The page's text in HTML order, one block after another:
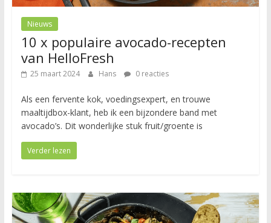
Nieuws
10 x populaire avocado-recepten
van HelloFresh
25 maart 2024 Hans 0 reacties
Als een fervente kok, voedingsexpert, en trouwe
maaltijdbox-klant, heb ik een bijzondere band met
avocado’s. Dit wonderlijke stuk fruit/groente is
Verder lezen